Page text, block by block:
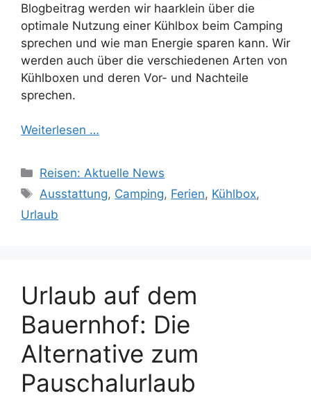
Blogbeitrag werden wir haarklein über die
optimale Nutzung einer Kühlbox beim Camping
sprechen und wie man Energie sparen kann. Wir
werden auch über die verschiedenen Arten von
Kühlboxen und deren Vor- und Nachteile
sprechen.
Weiterlesen …
Kategorien
Reisen: Aktuelle News
Schlagwörter
Ausstattung, Camping, Ferien, Kühlbox,
Urlaub
Urlaub auf dem
Bauernhof: Die
Alternative zum
Pauschalurlaub